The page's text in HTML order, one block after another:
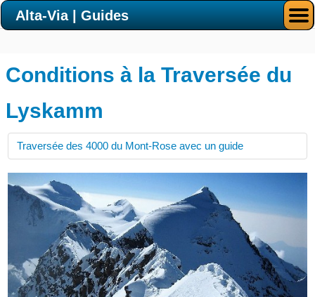
Conditions à la Traversée du
Lyskamm
Traversée des 4000 du Mont-Rose avec un guide
Alta-Via | Guides